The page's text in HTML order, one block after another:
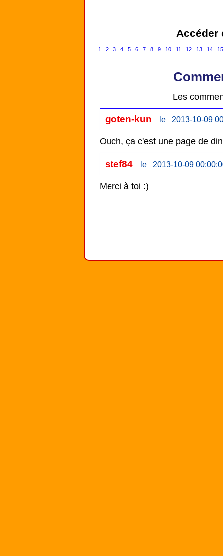
Accéder
1 2 3 4 5 6 7 8 9 10 11 12 13 14 15
Les
goten-kun le 2013-10-09
Ouch, ça c'est une page de
stef84 le 2013-10-09
Merci à toi :)